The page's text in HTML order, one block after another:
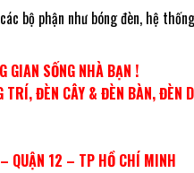
bộ phận như bóng đèn, hệ
GIAN SỐNG NHÀ BẠN !
TRÍ, ĐÈN CÂY & ĐÈN BÀN,
QUẬN 12 – TP HỒ CHÍ MINH